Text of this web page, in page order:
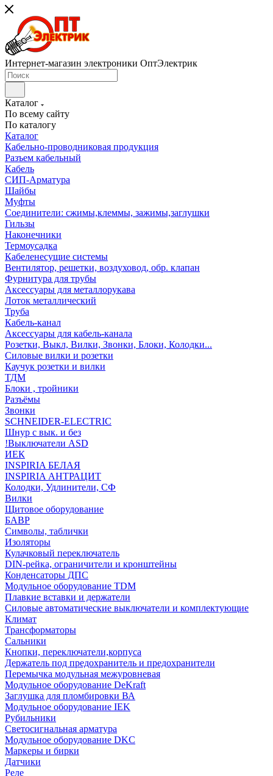
Интернет-магазин электроники ОптЭлектрик
Каталог
По всему сайту
По каталогу
Каталог
Кабельно-проводниковая продукция
Разъем кабельный
Кабель
СИП-Арматура
Шайбы
Муфты
Соединители: сжимы,клеммы, зажимы,заглушки
Гильзы
Наконечники
Термоусадка
Кабеленесущие системы
Вентилятор, решетки, воздуховод, обр. клапан
Фурнитура для трубы
Аксессуары для металлорукава
Лоток металлический
Труба
Кабель-канал
Аксессуары для кабель-канала
Розетки, Выкл, Вилки, Звонки, Блоки, Колодки...
Силовые вилки и розетки
Каучук розетки и вилки
ТДМ
Блоки , тройники
Разъёмы
Звонки
SCHNEIDER-ELECTRIC
Шнур с вык. и без
!Выключатели ASD
ИЕК
INSPIRIA БЕЛАЯ
INSPIRIA АНТРАЦИТ
Колодки, Удлинители, СФ
Вилки
Щитовое оборудование
БАВР
Символы, таблички
Изоляторы
Кулачковый переключатель
DIN-рейка, ограничители и кронштейны
Конденсаторы ДПС
Модульное оборудование TDM
Плавкие вставки и держатели
Силовые автоматические выключатели и комплектующие
Климат
Трансформаторы
Сальники
Кнопки, переключатели,корпуса
Держатель под предохранитель и предохранители
Перемычка модульная межуровневая
Модульное оборудование DeKraft
Заглушка для пломбировки ВА
Модульное оборудование IEK
Рубильники
Светосигнальная арматура
Модульное оборудование DKC
Маркеры и бирки
Датчики
Реле